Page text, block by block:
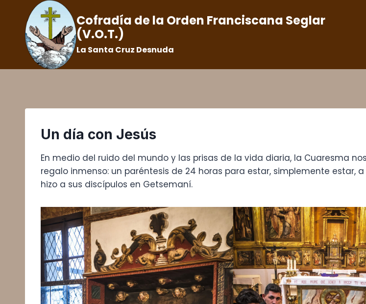
contenido
Cofradía de la Orden Franciscana Seglar
(V.O.T.)
La Santa Cruz Desnuda
Un día con Jesús
En medio del ruido del mundo y las prisas de la vida diaria, la Cuaresma
regalo inmenso: un paréntesis de 24 horas para estar, simplemente estar,
hizo a sus discípulos en Getsemaní.